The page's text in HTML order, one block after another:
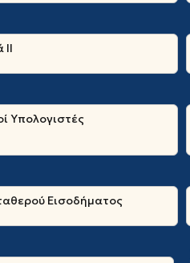
Υπολογιστές
Εισοδήματος